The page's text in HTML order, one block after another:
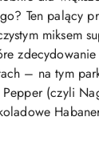
Ten palący
miksem
– na tym
(czyli